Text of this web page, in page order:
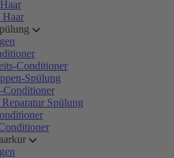
Haar
Conditioner
Spülung
Spülung